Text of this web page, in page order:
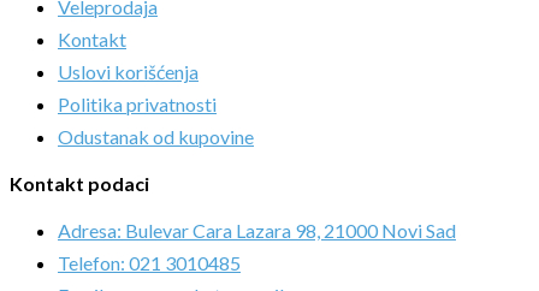
Veleprodaja
Kontakt
Uslovi korišćenja
Politika privatnosti
Odustanak od kupovine
Kontakt podaci
Adresa: Bulevar Cara Lazara 98, 21000 Novi Sad
Telefon: 021 3010485